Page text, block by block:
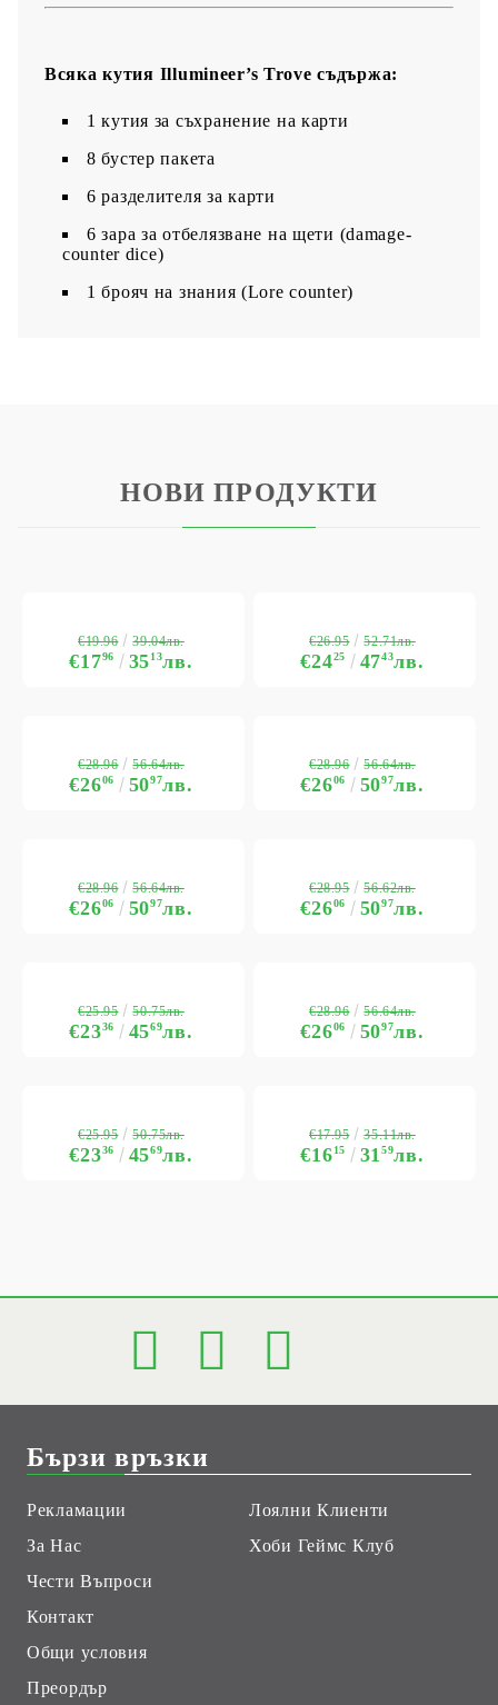
Всяка кутия Illumineer’s Trove съдържа:
1 кутия за съхранение на карти
8 бустер пакета
6 разделителя за карти
6 зара за отбелязване на щети (damage-
counter dice)
1 брояч на знания (Lore counter)
НОВИ ПРОДУКТИ
€1796 3513лв.
€19.96 39.04лв.
€2425 4743лв.
€26.95 52.71лв.
€2606 5097лв.
€28.96 56.64лв.
€2606 5097лв.
€28.96 56.64лв.
€2606 5097лв.
€28.96 56.64лв.
€2606 5097лв.
€28.95 56.62лв.
€2336 4569лв.
€25.95 50.75лв.
€2606 5097лв.
€28.96 56.64лв.
€2336 4569лв.
€25.95 50.75лв.
€1615 3159лв.
€17.95 35.11лв.
Бързи връзки
Рекламации
За Нас
Чести Въпроси
Контакт
Общи условия
Преордър
Лоялни Клиенти
Хоби Геймс Клуб